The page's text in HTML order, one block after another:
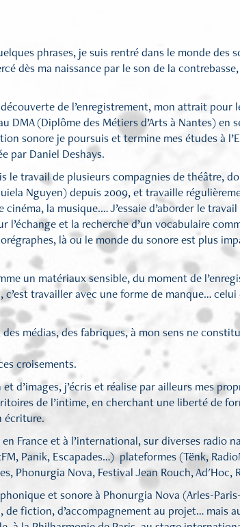
phrases, je suis rentré dans le monde des
dès ma naissance par le son de la
de l’enregistrement, mon attrait pour
DMA (Diplôme des Métiers d’Arts à Nantes)
sonore je poursuis et termine mes études à
par Daniel Deshays.
le travail de plusieurs compagnies de théâtre,
Nguyen) depuis 2009, et travaille
cinéma, la musique.… J’essaie d’aborder le
l’échange et la recherche d’un vocabulaire
là ou le monde du sonore est plus
un matériaux sensible, du moment de
c’est travailler avec une forme de manque…
médias, des fabriques, à mon sens ne
croisements.
d’images, j’écris et réalise par ailleurs mes
de l’intime, en cherchant une liberté de
écriture.
France et à l’international, sur diverses radio
Panik, Escapades…) plateformes (Tënk,
Phonurgia Nova, Festival Jean Rouch, Ad'Hoc,
et sonore à Phonurgia Nova (Arles-
fiction, d’accompagnement au projet… mais